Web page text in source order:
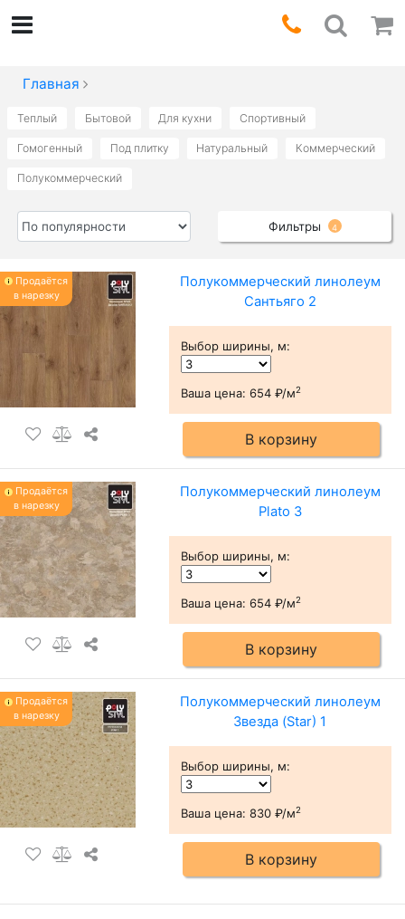
Главная
Теплый Бытовой Для кухни Спортивный
Гомогенный Под плитку Натуральный Коммерческий
Полукоммерческий
Фильтры 4
Продаётся
в нарезку
Полукоммерческий линолеум
Сантьяго 2
Выбор ширины, м:
Ваша цена: 654 ₽/м2
В корзину
Продаётся
в нарезку
Полукоммерческий линолеум
Plato 3
Выбор ширины, м:
Ваша цена: 654 ₽/м2
В корзину
Продаётся
в нарезку
Полукоммерческий линолеум
Звезда (Star) 1
Выбор ширины, м:
Ваша цена: 830 ₽/м2
В корзину